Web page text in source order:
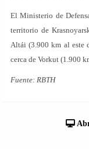
El Ministerio de
territorio de
Altái (3.900 km al este
cerca de Vorkut (1.900
Fuente: RBTH